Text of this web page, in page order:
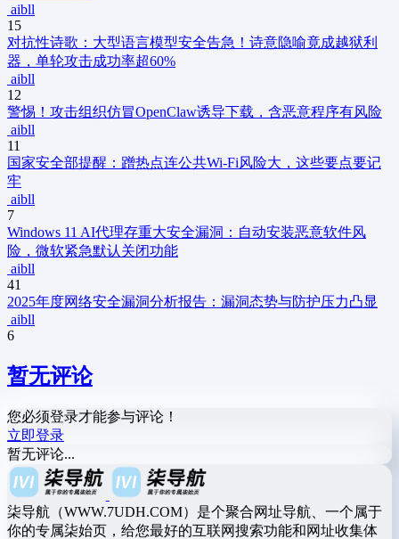
aibll
15
对抗性诗歌：大型语言模型安全告急！诗意隐喻竟成越狱利
器，单轮攻击成功率超60%
aibll
12
警惕！攻击组织仿冒OpenClaw诱导下载，含恶意程序有风险
aibll
11
国家安全部提醒：蹭热点连公共Wi-Fi风险大，这些要点要记
牢
aibll
7
Windows 11 AI代理存重大安全漏洞：自动安装恶意软件风
险，微软紧急默认关闭功能
aibll
41
2025年度网络安全漏洞分析报告：漏洞态势与防护压力凸显
aibll
6
暂无评论
您必须登录才能参与评论！
立即登录
暂无评论...
柒导航（WWW.7UDH.COM）是个聚合网址导航、一个属于
你的专属柒始页，给您最好的互联网搜索功能和网址收集体